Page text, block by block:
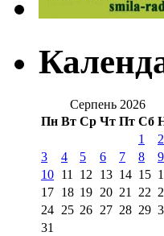
Серпень 2026
Пн Вт Ср Чт Пт Сб
1
2
3
4 5 6 7 8
9
10 11 12 13 14 15
17 18 19 20 21 22
24 25 26 27 28 29
31